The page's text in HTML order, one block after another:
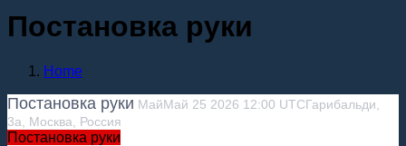
Постановка руки
Home
Постановка руки МайМай 25 2026 12:00 UTCГарибальди,
3а, Москва, Россия
Постановка руки